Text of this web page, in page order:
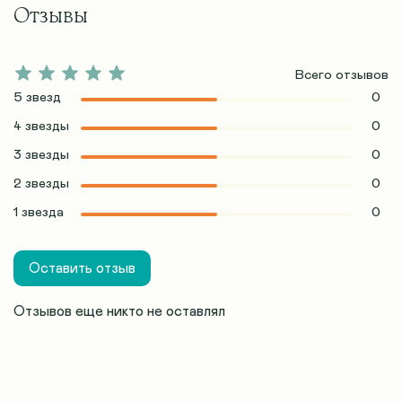
Отзывы
Отзывов еще никто не оставлял
Всего отзывов
5 звезд
0
4 звезды 0
3 звезды 0
2 звезды 0
1 звезда 0
Оставить отзыв